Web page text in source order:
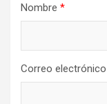
Nombre *
Correo electrónico